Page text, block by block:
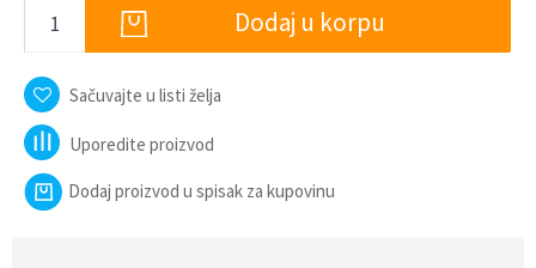
Dodaj u korpu
Sačuvajte u listi želja
Uporedite proizvod
Dodaj proizvod u spisak za kupovinu